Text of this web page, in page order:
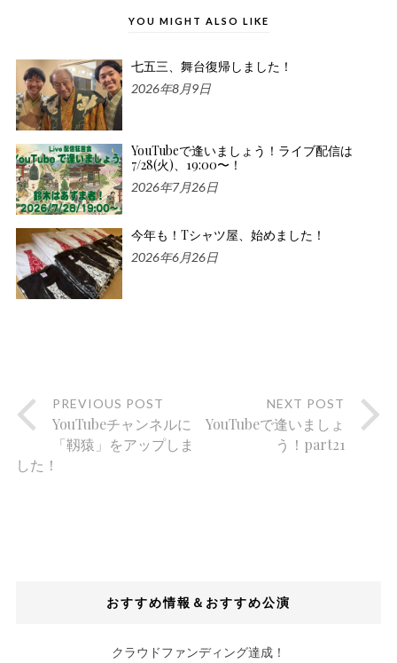
YOU MIGHT ALSO LIKE
七五三、舞台復帰しました！
2026年8月9日
YouTubeで逢いましょう！ライブ配信は
7/28(火)、19:00〜！
2026年7月26日
今年も！Tシャツ屋、始めました！
2026年6月26日
PREVIOUS POST
YouTubeチャンネルに
「靱猿」をアップしま
した！
NEXT POST
YouTubeで逢いましょ
う！part21
おすすめ情報＆おすすめ公演
クラウドファンディング達成！